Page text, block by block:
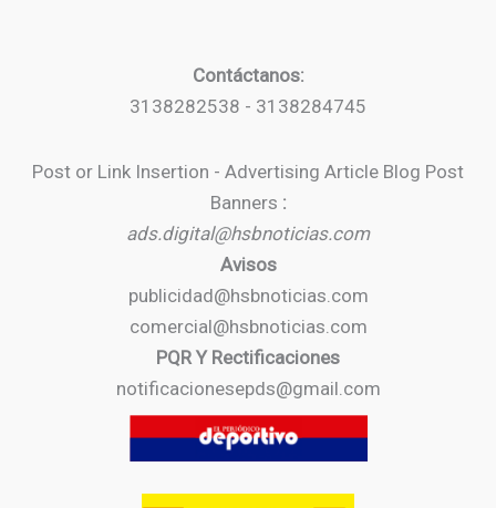
Contáctanos:
3138282538 - 3138284745
Post or Link Insertion - Advertising Article Blog Post
Banners :
ads.digital@hsbnoticias.com
Avisos
publicidad@hsbnoticias.com
comercial@hsbnoticias.com
PQR Y Rectificaciones
notificacionesepds@gmail.com